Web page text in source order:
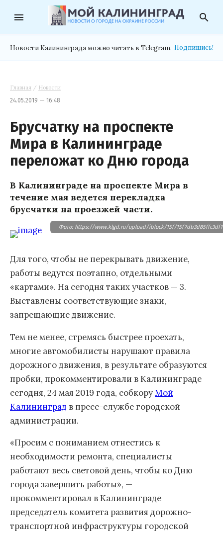
menu search
Новости Калининграда можно читать в Telegram. Подпишись!
Главная / Новости
24.05.2019 — 16:48
Брусчатку на проспекте
Мира в Калининграде
переложат ко Дню города
В Калининграде на проспекте Мира в
течение мая ведется перекладка
брусчатки на проезжей части.
Фото: https://www.klgd.ru/upload/iblock/15f/
Для того, чтобы не перекрывать движение,
работы ведутся поэтапно, отдельными
«картами». На сегодня таких участков — 3.
Выставлены соответствующие знаки,
запрещающие движение.
Тем не менее, стремясь быстрее проехать,
многие автомобилисты нарушают правила
дорожного движения, в результате образуются
пробки, прокомментировали в Калининграде
сегодня, 24 мая 2019 года, собкоруМой
Калининград в пресс-службе городской
администрации.
«Просим с пониманием отнестись к
необходимости ремонта, специалисты
работают весь световой день, чтобы ко Дню
города завершить работы», —
прокомментировал в Калининграде
председатель комитета развития дорожно-
транспортной инфраструктуры городской